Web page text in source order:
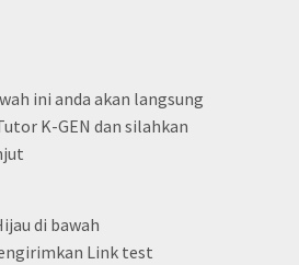
ini anda akan langsung
K-GEN dan silahkan
di bawah
Link test